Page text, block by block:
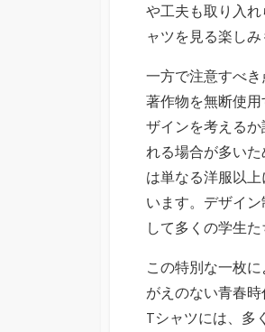
や工夫も取り入
ャツを見る楽し
一方で注意すべ
著作物を無断使
ザインを考える
れる場合が多い
は単なる洋服以
います。デザイ
して多くの学生た
この特別な一枚
がえのない青春
Tシャツには、多